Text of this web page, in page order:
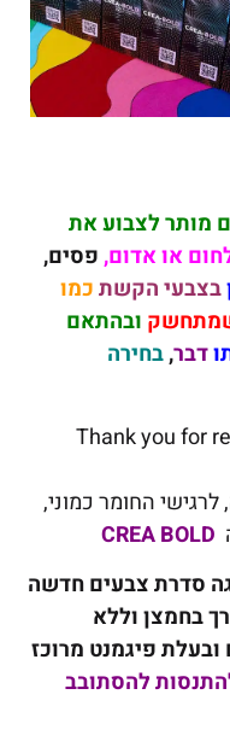
מותר לצבוע את
או אדום,פסים,
בצבעי הקשתכמו
ובהתאם
דבר,בחירה
Thank you for
החומר כמוני,
CREA BOLD
סדרת צבעים חדשה
בחמצן וללא
פיגמנט מרוכז
להסתובב